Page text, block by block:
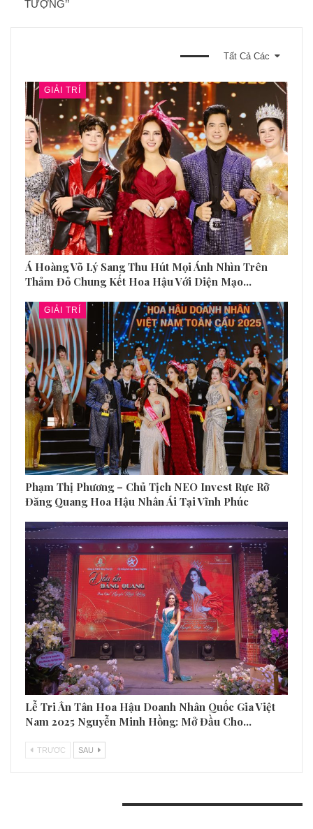
TƯỢNG’’
Tất Cả Các
GIẢI TRÍ
Á Hoàng Võ Lý Sang Thu Hút Mọi Ánh Nhìn Trên
Thảm Đỏ Chung Kết Hoa Hậu Với Diện Mạo…
GIẢI TRÍ
Phạm Thị Phương – Chủ Tịch NEO Invest Rực Rỡ
Đăng Quang Hoa Hậu Nhân Ái Tại Vĩnh Phúc
Lễ Tri Ân Tân Hoa Hậu Doanh Nhân Quốc Gia Việt
Nam 2025 Nguyễn Minh Hồng: Mở Đầu Cho…
TRƯƠC SAU